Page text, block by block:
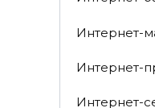
Интернет-
Интернет-
Интернет-